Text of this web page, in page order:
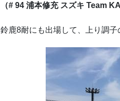
（# 94 浦本修充 スズキ Team
鈴鹿8耐にも出場して、上り調子